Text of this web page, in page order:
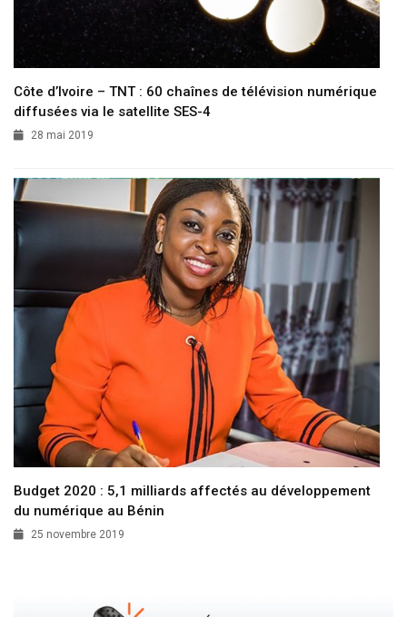
Côte d’Ivoire – TNT : 60 chaînes de télévision numérique
diffusées via le satellite SES-4
28 mai 2019
Budget 2020 : 5,1 milliards affectés au développement
du numérique au Bénin
25 novembre 2019